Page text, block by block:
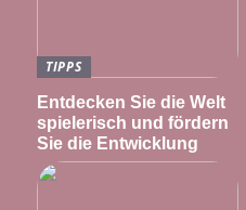
TIPPS
Entdecken Sie die Welt
spielerisch und fördern
Sie die Entwicklung